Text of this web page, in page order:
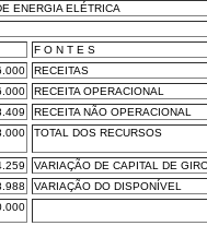
ENERGIA ELÉTRICA
F O N T E S
RECEITAS
RECEITA OPERACIONAL
RECEITA NÃO OPERACIONAL
TOTAL DOS RECURSOS
VARIAÇÃO DE CAPITAL DE
VARIAÇÃO DO DISPONÍVEL